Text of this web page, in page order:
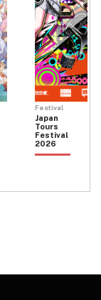
Festival
Japan
Tours
Festival
2026